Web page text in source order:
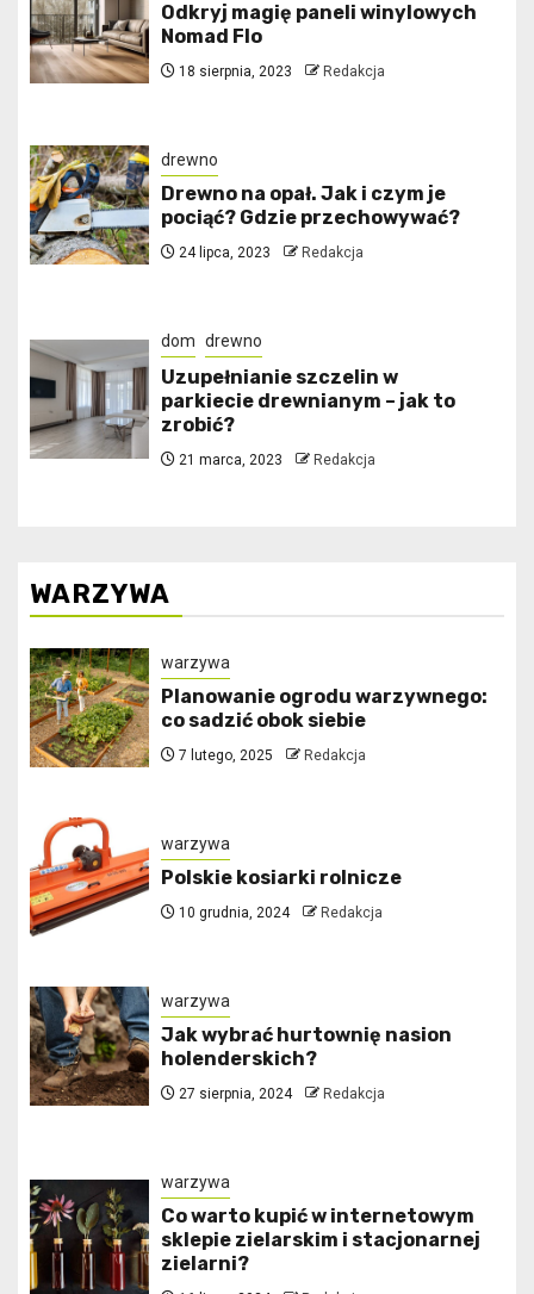
Odkryj magię paneli winylowych
Nomad Flo
18 sierpnia, 2023 Redakcja
drewno
Drewno na opał. Jak i czym je
pociąć? Gdzie przechowywać?
24 lipca, 2023 Redakcja
dom drewno
Uzupełnianie szczelin w
parkiecie drewnianym – jak to
zrobić?
21 marca, 2023 Redakcja
WARZYWA
warzywa
Planowanie ogrodu warzywnego:
co sadzić obok siebie
7 lutego, 2025 Redakcja
warzywa
Polskie kosiarki rolnicze
10 grudnia, 2024 Redakcja
warzywa
Jak wybrać hurtownię nasion
holenderskich?
27 sierpnia, 2024 Redakcja
warzywa
Co warto kupić w internetowym
sklepie zielarskim i stacjonarnej
zielarni?